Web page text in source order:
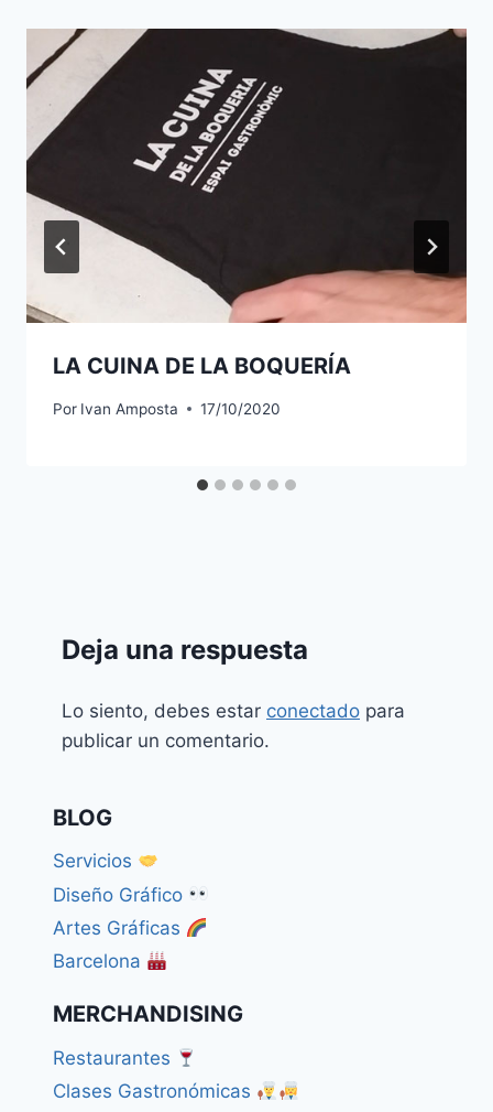
LA CUINA DE LA BOQUERÍA
Por Ivan Amposta 17/10/2020
Deja una respuesta
Lo siento, debes estar conectado para
publicar un comentario.
BLOG
Servicios
Diseño Gráfico
Artes Gráficas
Barcelona
MERCHANDISING
Restaurantes
Clases Gastronómicas